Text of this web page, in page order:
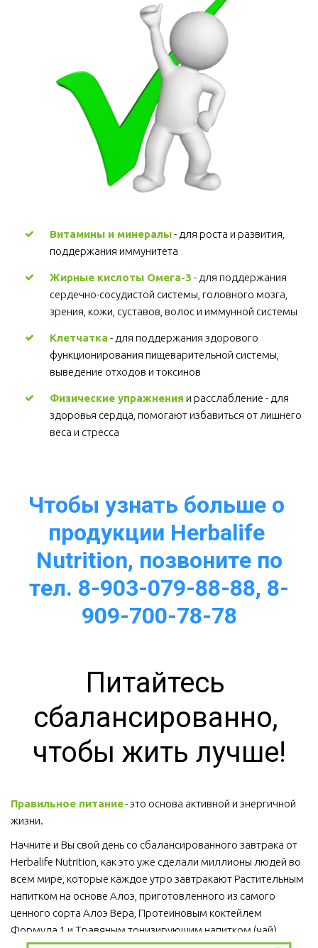
Витамины и минералы - для роста и развития,
поддержания иммунитета
Жирные кислоты Омега-3 - для поддержания
сердечно-сосудистой системы, головного мозга,
зрения, кожи, суставов, волос и иммунной системы
Клетчатка - для поддержания здорового
функционирования пищеварительной системы,
выведение отходов и токсинов
Физические упражнения и расслабление - для
здоровья сердца, помогают избавиться от лишнего
веса и стресса
Чтобы узнать больше о
продукции Herbalife
Nutrition, позвоните по
тел. 8-903-079-88-88, 8-
909-700-78-78
Питайтесь
сбалансированно,
чтобы жить лучше!
Правильное питание - это основа активной и энергичной
жизни.
Начните и Вы свой день со сбалансированного завтрака от
Herbalife Nutrition, как это уже сделали миллионы людей во
всем мире, которые каждое утро завтракают Растительным
напитком на основе Алоэ, приготовленного из самого
ценного сорта Алоэ Вера, Протеиновым коктейлем
Формула 1 и Травяным тонизирующим напитком (чай).